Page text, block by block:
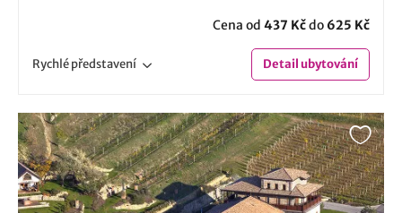
Cena od 437 Kčdo 625 Kč
Rychlépředstavení Detailubytování